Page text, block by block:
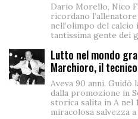
Dario Morello, Nico
ricordano
nell’olimpo del
tantissima gente dei
Lutto nel mondo
Marchioro, il
Aveva 90 anni. Guidò
dalla promozione in
storica salita in A nel
miracolosa salvezza